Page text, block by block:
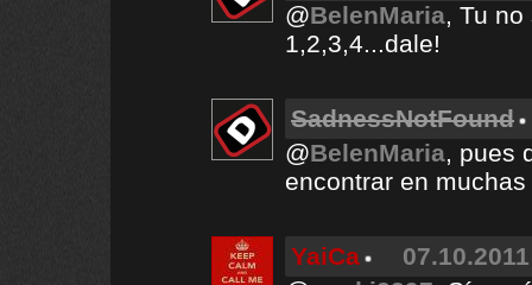
@BelenMaria, Tu no
1,2,3,4...dale!
SadnessNotFound
@BelenMaria, pues
encontrar en
YaiCa